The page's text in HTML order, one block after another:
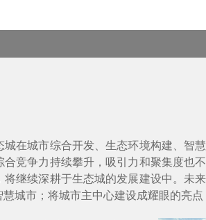
在城市综合开发、生态环境构建、智
竞争力持续攀升，吸引力和聚集度也
继续深耕于生态城的发展建设中。未
城市；将城市主中心建设成耀眼的亮点